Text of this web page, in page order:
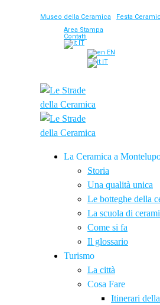
Museo della Ceramica Festa
Area Stampa
Contatti
IT
EN
IT
La Ceramica a
Storia
Una qualità unica
Le botteghe della
La scuola di
Come si fa
Il glossario
Turismo
La città
Cosa Fare
Itinerari